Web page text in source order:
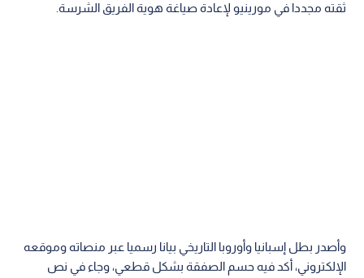
ثقته مجددا في مورينيو لإعادة صياغة هوية الفريق الشرسة.
وأصدر بطل إسبانيا وأوروبا التاريخي بيانا رسميا عبر منصاته وموقعه
الإلكتروني، أكد فيه حسم الصفقة بشكل قطعي، وجاء في نص